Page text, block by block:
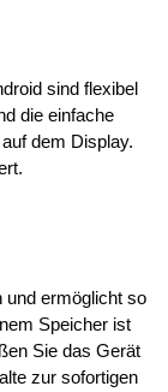
sind flexibel
die einfache
dem Display.
und ermöglicht so
Speicher ist
Sie das Gerät
zur sofortigen